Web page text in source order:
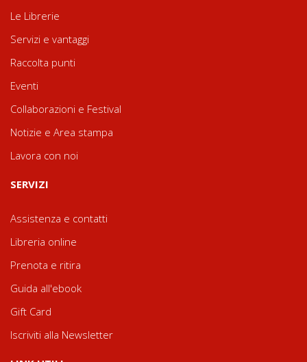
Le Librerie
Servizi e vantaggi
Raccolta punti
Eventi
Collaborazioni e Festival
Notizie e Area stampa
Lavora con noi
SERVIZI
Assistenza e contatti
Libreria online
Prenota e ritira
Guida all'ebook
Gift Card
Iscriviti alla Newsletter